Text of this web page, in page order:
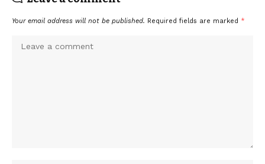
Your email address will not be published. Required fields are marked *